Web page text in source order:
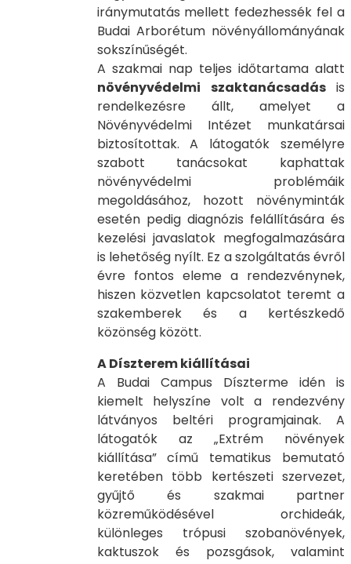
iránymutatás mellett fedezhessék fel a
Budai Arborétum növényállományának
sokszínűségét.
A szakmai nap teljes időtartama alatt
növényvédelmi szaktanácsadás is
rendelkezésre állt, amelyet a
Növényvédelmi Intézet munkatársai
biztosítottak. A látogatók személyre
szabott tanácsokat kaphattak
növényvédelmi problémáik
megoldásához, hozott növényminták
esetén pedig diagnózis felállítására és
kezelési javaslatok megfogalmazására
is lehetőség nyílt. Ez a szolgáltatás évről
évre fontos eleme a rendezvénynek,
hiszen közvetlen kapcsolatot teremt a
szakemberek és a kertészkedő
közönség között.
A Díszterem kiállításai
A Budai Campus Díszterme idén is
kiemelt helyszíne volt a rendezvény
látványos beltéri programjainak. A
látogatók az „Extrém növények
kiállítása” című tematikus bemutató
keretében több kertészeti szervezet,
gyűjtő és szakmai partner
közreműködésével orchideák,
különleges trópusi szobanövények,
kaktuszok és pozsgások, valamint